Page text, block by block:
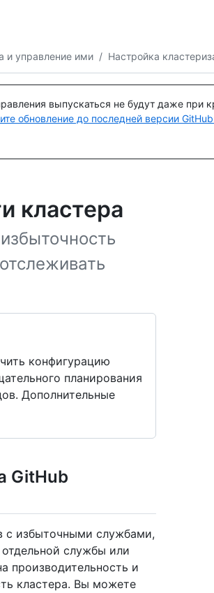
и управление ими / Настройка
выпускаться не будут даже при
обновление до последней версии
кластера
конфигурацию
планирования
Дополнительные
GitHub
с избыточными службами,
службы или
производительность и
кластера. Вы можете